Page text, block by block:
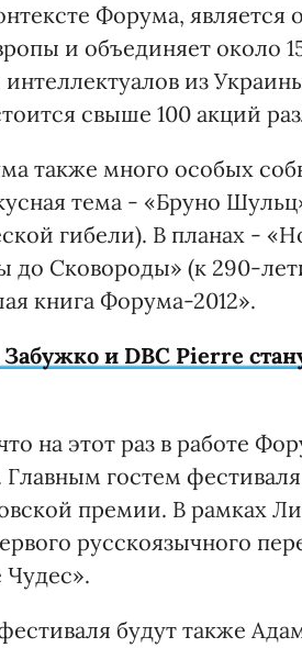
Форума,
и объединяет около
из
свыше 100 акций
также много особых
тема - «Бруно
гибели). В планах -
до Сковороды» (к 290-
книга Форума-2012».
и DBC Pierre
на этот раз в работе
Главным гостем
премии. В рамках
русскоязычного
Чудес».
будут также